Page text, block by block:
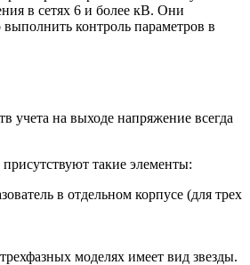
в сетях 6 и более кВ. Они
контроль параметров в
учета на выходе напряжение всегда
такие элементы:
в отдельном корпусе (для трех
моделях имеет вид звезды.